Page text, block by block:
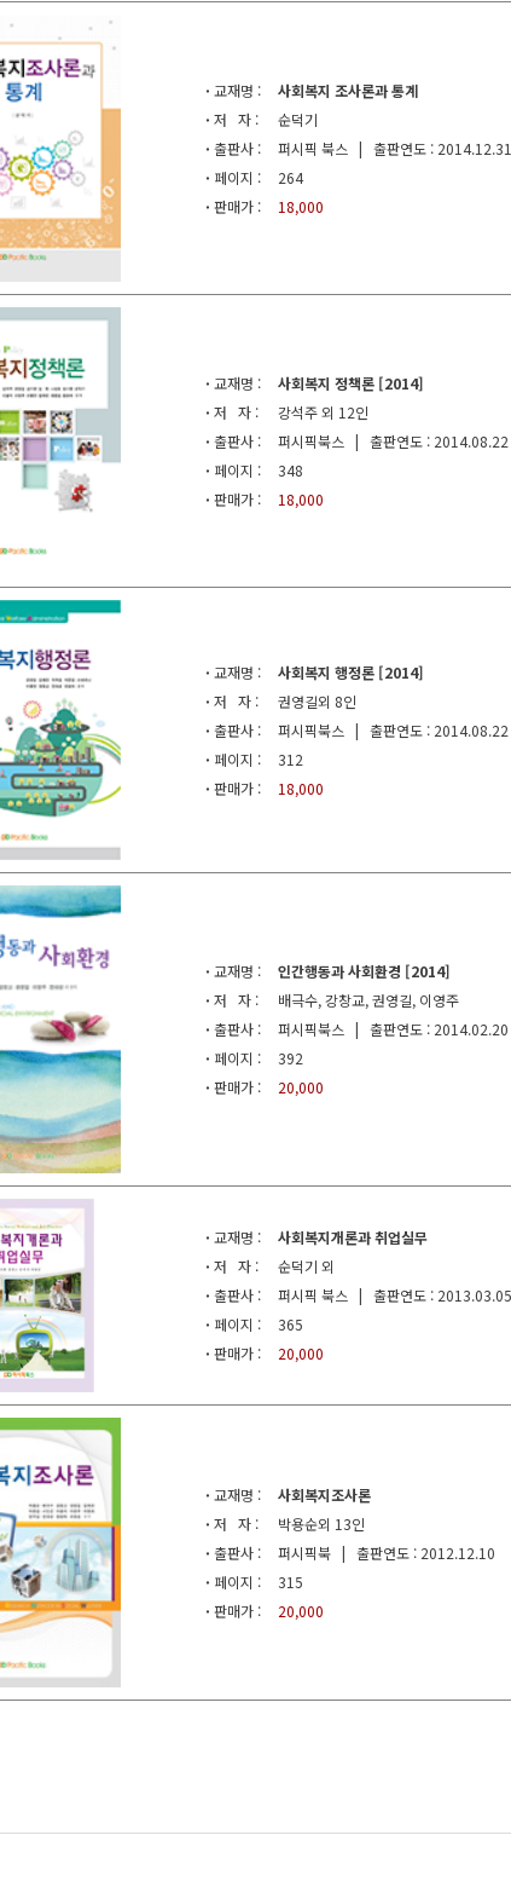
· 교재명 :
사회복지 조사론과 통계
· 저 자 :
순덕기
· 출판사 :
퍼시픽 북스 | 출판연도 : 2014.12.31
· 페이지 :
264
· 판매가 : 18,000
· 교재명 :
사회복지 정책론 [2014]
· 저 자 :
강석주 외 12인
· 출판사 :
퍼시픽북스 | 출판연도 : 2014.08.22
· 페이지 :
348
· 판매가 : 18,000
· 교재명 :
사회복지 행정론 [2014]
· 저 자 :
권영길외 8인
· 출판사 :
퍼시픽북스 | 출판연도 : 2014.08.22
· 페이지 :
312
· 판매가 : 18,000
· 교재명 :
인간행동과 사회환경 [2014]
· 저 자 :
배극수, 강창교, 권영길, 이영주
· 출판사 :
퍼시픽북스 | 출판연도 : 2014.02.20
· 페이지 :
392
· 판매가 : 20,000
· 교재명 :
사회복지개론과 취업실무
· 저 자 :
순덕기 외
· 출판사 :
퍼시픽 북스 | 출판연도 : 2013.03.05
· 페이지 :
365
· 판매가 : 20,000
· 교재명 :
사회복지조사론
· 저 자 :
박용순외 13인
· 출판사 :
퍼시픽북 | 출판연도 : 2012.12.10
· 페이지 :
315
· 판매가 : 20,000